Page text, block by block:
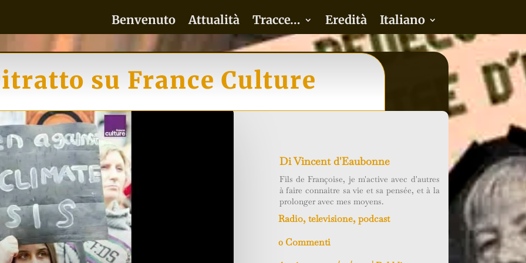
Benvenuto Attualità Tracce… Eredità Italiano
su France Culture
DiVincent d'Eaubonne
Fils de Françoise, je m'active avec d'autres
à faire connaitre sa vie et sa pensée, et à la
prolonger avec mes moyens.
Radio, televisione, podcast
0 Commenti